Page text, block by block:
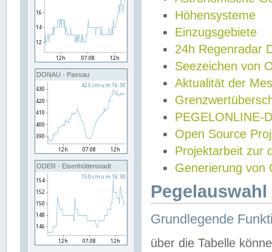
DONAU - Passau
ODER - Eisenhüttenstadt
Höhensysteme
Einzugsgebiete
24h Regenradar
Seezeichen von
Aktualität der
PEGELONLINE-
Open Source
Projektarbeit zur
Generierung von
Grundlegende
über die Tabelle